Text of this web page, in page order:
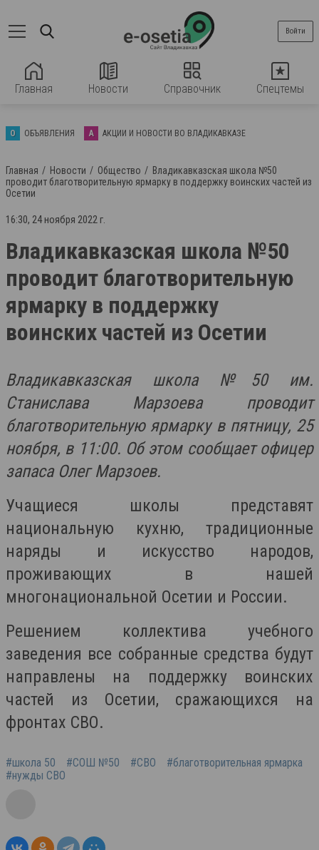
Главная Новости Справочник Спецтемы
Войти
О ОБЪЯВЛЕНИЯ А АКЦИИ И НОВОСТИ ВО ВЛАДИКАВКАЗЕ
Главная Новости Общество
Владикавказская школа №50
проводит благотворительную ярмарку в поддержку воинских частей из
Осетии
16:30, 24 ноября 2022 г.
Владикавказская школа №50
проводит благотворительную
ярмарку в поддержку
воинских частей из Осетии
Владикавказская школа №50 им.
Станислава Марзоева проводит
благотворительную ярмарку в пятницу, 25
ноября, в 11:00. Об этом сообщает офицер
запаса Олег Марзоев.
Учащиеся школы представят
национальную кухню, традиционные
наряды и искусство народов,
проживающих в нашей
многонациональной Осетии и России.
Решением коллектива учебного
заведения все собранные средства будут
направлены на поддержку воинских
частей из Осетии, сражающихся на
фронтах СВО.
#школа 50 #СОШ №50 #СВО
#благотворительная ярмарка
#нужды СВО